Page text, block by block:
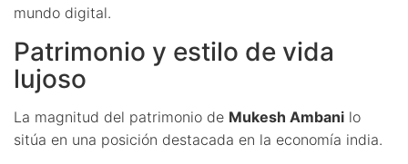
mundo digital.
Patrimonio y estilo de vida
lujoso
La magnitud del patrimonio de Mukesh Ambani lo
sitúa en una posición destacada en la economía india.